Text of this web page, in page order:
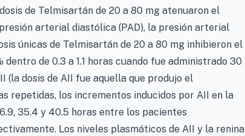
de Telmisartán de 20 a 80 mg atenuaron el
arterial diastólica (PAD), la presión arterial
únicas de Telmisartán de 20 a 80 mg inhibieron el
de 0.3 a 1.1 horas cuando fue administrado 30
(la dosis de AII fue aquella que produjo el
repetidas, los incrementos inducidos por AII en la
35.4 y 40.5 horas entre los pacientes
Los niveles plasmáticos de AII y la renina